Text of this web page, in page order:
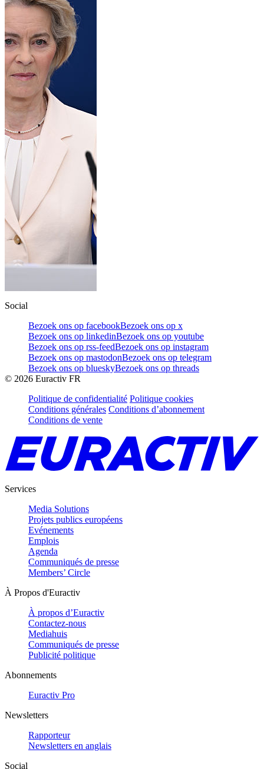
Social
Bezoek ons op facebookBezoek ons op x
Bezoek ons op linkedinBezoek ons op youtube
Bezoek ons op rss-feedBezoek ons op instagram
Bezoek ons op mastodonBezoek ons op telegram
Bezoek ons op blueskyBezoek ons op threads
© 2026 Euractiv FR
Politique de confidentialité Politique cookies
Conditions générales Conditions d’abonnement
Conditions de vente
Services
Media Solutions
Projets publics européens
Evénements
Emplois
Agenda
Communiqués de presse
Members’ Circle
À Propos d'Euractiv
À propos d’Euractiv
Contactez-nous
Mediahuis
Communiqués de presse
Publicité politique
Abonnements
Euractiv Pro
Newsletters
Rapporteur
Newsletters en anglais
Social